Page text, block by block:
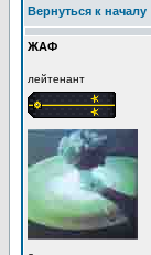
Вернуться к началу
ЖАФ
лейтенант